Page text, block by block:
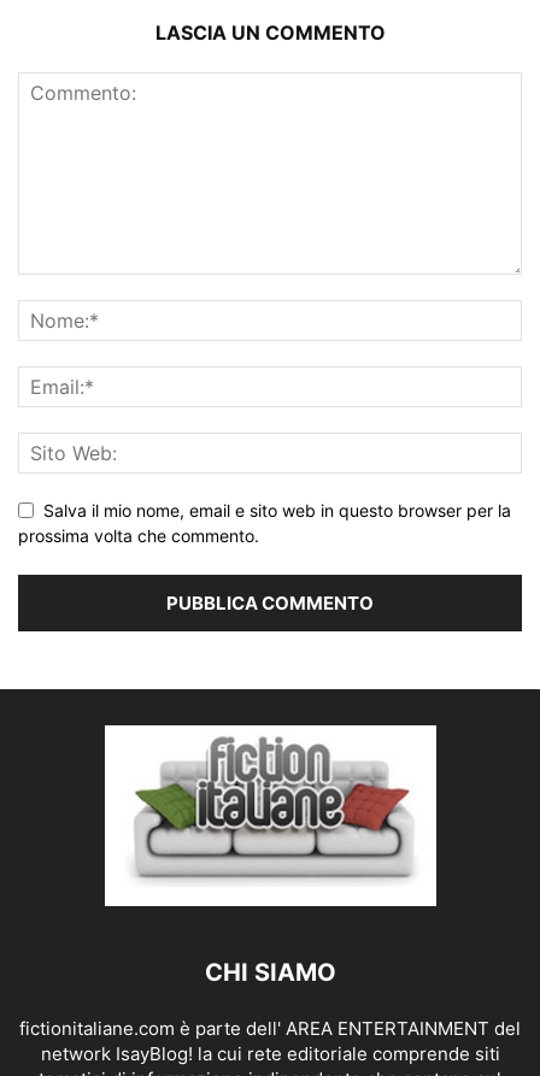
LASCIA UN COMMENTO
Salva il mio nome, email e sito web in questo browser per la
prossima volta che commento.
CHI SIAMO
fictionitaliane.com è parte dell' AREA ENTERTAINMENT del
network IsayBlog! la cui rete editoriale comprende siti